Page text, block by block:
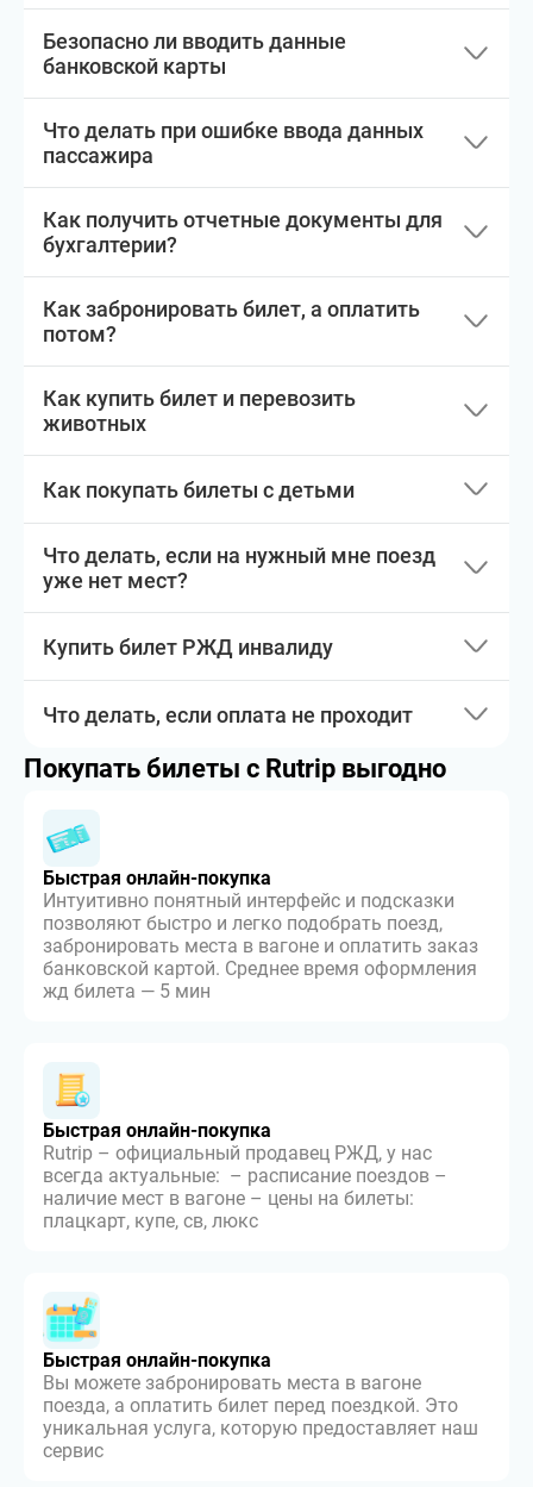
Безопасно ли вводить данные
банковской карты
Что делать при ошибке ввода данных
пассажира
Как получить отчетные документы для
бухгалтерии?
Как забронировать билет, а оплатить
потом?
Как купить билет и перевозить
животных
Как покупать билеты с детьми
Что делать, если на нужный мне поезд
уже нет мест?
Купить билет РЖД инвалиду
Что делать, если оплата не проходит
Покупать билеты с Rutrip выгодно
Быстрая онлайн-покупка
Интуитивно понятный интерфейс и подсказки
позволяют быстро и легко подобрать поезд,
забронировать места в вагоне и оплатить заказ
банковской картой. Среднее время оформления
жд билета — 5 мин
Быстрая онлайн-покупка
Rutrip – официальный продавец РЖД, у нас
всегда актуальные: – расписание поездов –
наличие мест в вагоне – цены на билеты:
плацкарт, купе, св, люкс
Быстрая онлайн-покупка
Вы можете забронировать места в вагоне
поезда, а оплатить билет перед поездкой. Это
уникальная услуга, которую предоставляет наш
сервис